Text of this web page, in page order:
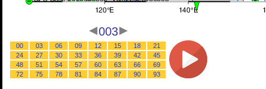
003
00 03 06 09 12 15 18
21
24
27 30 33 36 39 42
45
48
51 54 57 60 63 66
69
72
75 78 81 84 87 90 93